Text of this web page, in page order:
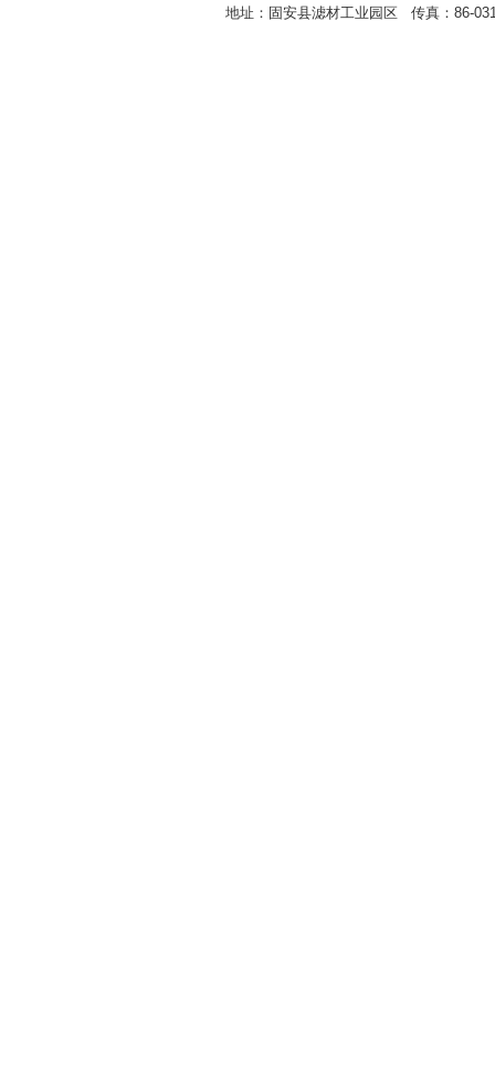
地址：固安县滤材工业园区 传真：86-